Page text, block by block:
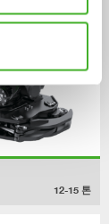
12-15 톤